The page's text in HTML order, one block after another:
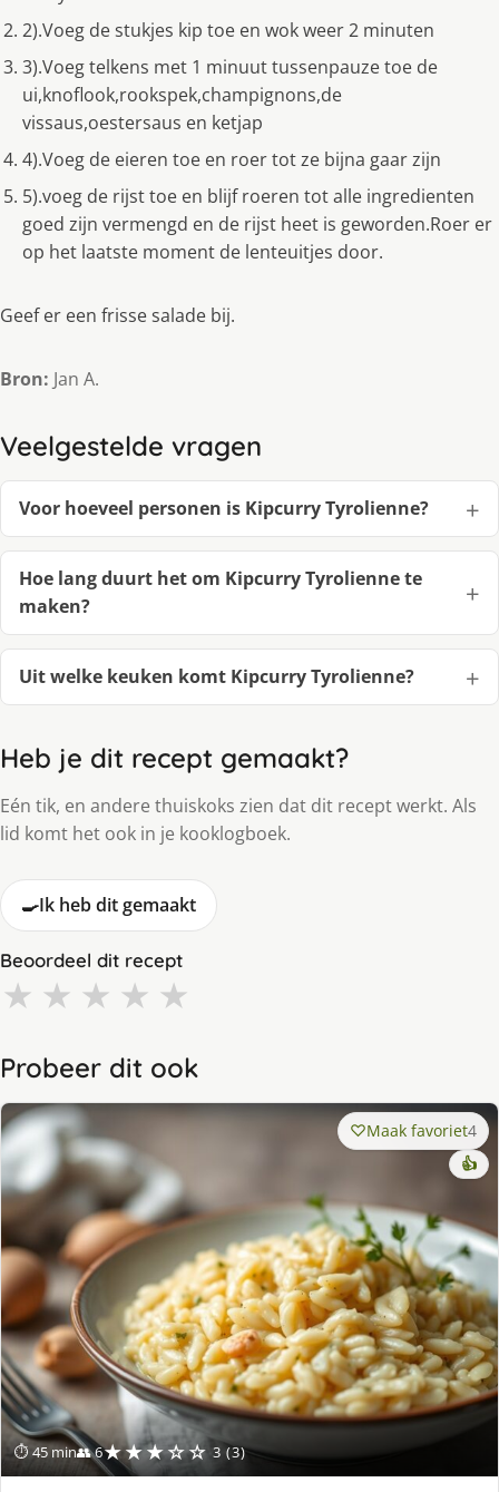
2).Voeg de stukjes kip toe en wok weer 2 minuten
3).Voeg telkens met 1 minuut tussenpauze toe de
ui,knoflook,rookspek,champignons,de
vissaus,oestersaus en ketjap
4).Voeg de eieren toe en roer tot ze bijna gaar zijn
5).voeg de rijst toe en blijf roeren tot alle ingredienten
goed zijn vermengd en de rijst heet is geworden.Roer er
op het laatste moment de lenteuitjes door.
Geef er een frisse salade bij.
Bron: Jan A.
Veelgestelde vragen
Voor hoeveel personen is Kipcurry Tyrolienne?
Hoe lang duurt het om Kipcurry Tyrolienne te
maken?
Uit welke keuken komt Kipcurry Tyrolienne?
Heb je dit recept gemaakt?
Eén tik, en andere thuiskoks zien dat dit recept werkt. Als
lid komt het ook in je kooklogboek.
🍳Ik heb dit gemaakt
Beoordeel dit recept
★ ★ ★ ★ ★
Probeer dit ook
⏱ 45 min👥 6★★★☆☆ 3 (3)
Maak favoriet4
👍